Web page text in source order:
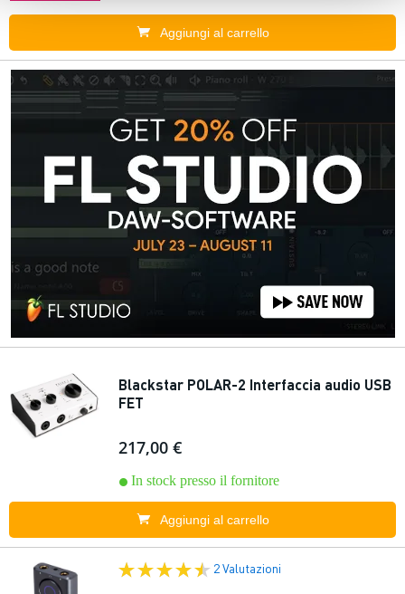
Aggiungi al carrello
Blackstar POLAR-2 Interfaccia audio USB
FET
217,00 €
In stock presso il fornitore
Aggiungi al carrello
2 Valutazioni